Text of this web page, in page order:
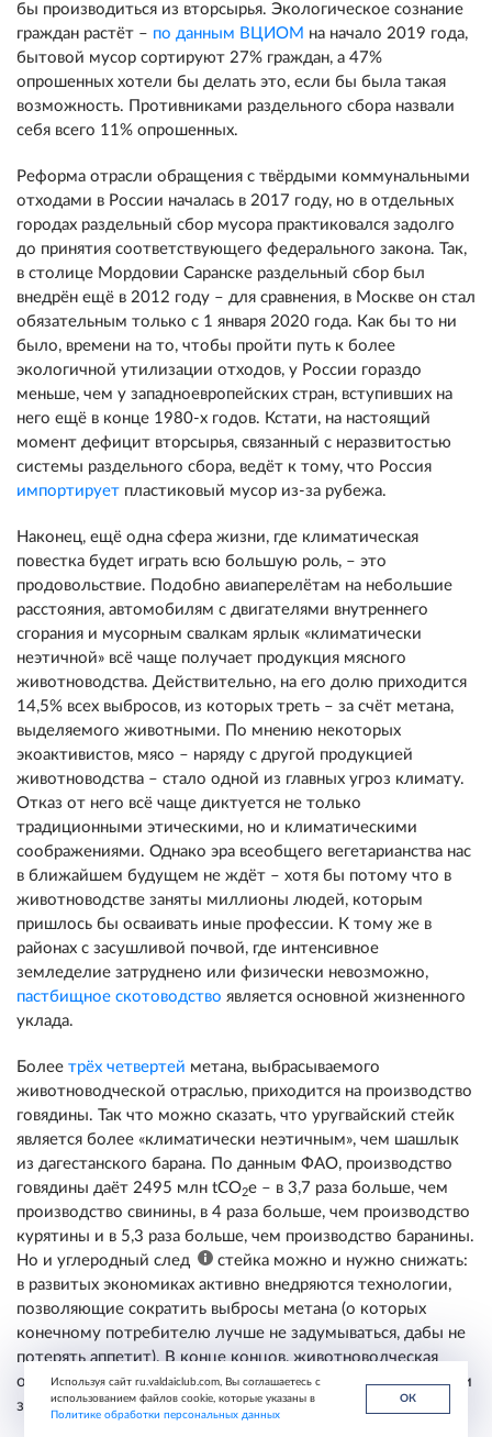
бы производиться из вторсырья. Экологическое сознание
граждан растёт – по данным ВЦИОМ на начало 2019 года,
бытовой мусор сортируют 27% граждан, а 47%
опрошенных хотели бы делать это, если бы была такая
возможность. Противниками раздельного сбора назвали
себя всего 11% опрошенных.
Реформа отрасли обращения с твёрдыми коммунальными
отходами в России началась в 2017 году, но в отдельных
городах раздельный сбор мусора практиковался задолго
до принятия соответствующего федерального закона. Так,
в столице Мордовии Саранске раздельный сбор был
внедрён ещё в 2012 году – для сравнения, в Москве он стал
обязательным только с 1 января 2020 года. Как бы то ни
было, времени на то, чтобы пройти путь к более
экологичной утилизации отходов, у России гораздо
меньше, чем у западноевропейских стран, вступивших на
него ещё в конце 1980-х годов. Кстати, на настоящий
момент дефицит вторсырья, связанный с неразвитостью
системы раздельного сбора, ведёт к тому, что Россия
импортирует пластиковый мусор из-за рубежа.
Наконец, ещё одна сфера жизни, где климатическая
повестка будет играть всю большую роль, – это
продовольствие. Подобно авиаперелётам на небольшие
расстояния, автомобилям с двигателями внутреннего
сгорания и мусорным свалкам ярлык «климатически
неэтичной» всё чаще получает продукция мясного
животноводства. Действительно, на его долю приходится
14,5% всех выбросов, из которых треть – за счёт метана,
выделяемого животными. По мнению некоторых
экоактивистов, мясо – наряду с другой продукцией
животноводства – стало одной из главных угроз климату.
Отказ от него всё чаще диктуется не только
традиционными этическими, но и климатическими
соображениями. Однако эра всеобщего вегетарианства нас
в ближайшем будущем не ждёт – хотя бы потому что в
животноводстве заняты миллионы людей, которым
пришлось бы осваивать иные профессии. К тому же в
районах с засушливой почвой, где интенсивное
земледелие затруднено или физически невозможно,
пастбищное скотоводство является основной жизненного
уклада.
Более трёх четвертей метана, выбрасываемого
животноводческой отраслью, приходится на производство
говядины. Так что можно сказать, что уругвайский стейк
является более «климатически неэтичным», чем шашлык
из дагестанского барана. По данным ФАО, производство
говядины даёт 2495 млн tCO2e – в 3,7 раза больше, чем
производство свинины, в 4 раза больше, чем производство
курятины и в 5,3 раза больше, чем производство баранины.
Но и углеродный след
стейка можно и нужно снижать:
в развитых экономиках активно внедряются технологии,
позволяющие сократить выбросы метана (о которых
конечному потребителю лучше не задумываться, дабы не
потерять аппетит). В конце концов, животноводческая
отрасль сама крайне уязвима перед изменением климата и
заинтересована в борьбе с ним.
Используя сайт ru.valdaiclub.com, Вы соглашаетесь с
использованием файлов cookie, которые указаны в
Политике обработки персональных данных
ОК